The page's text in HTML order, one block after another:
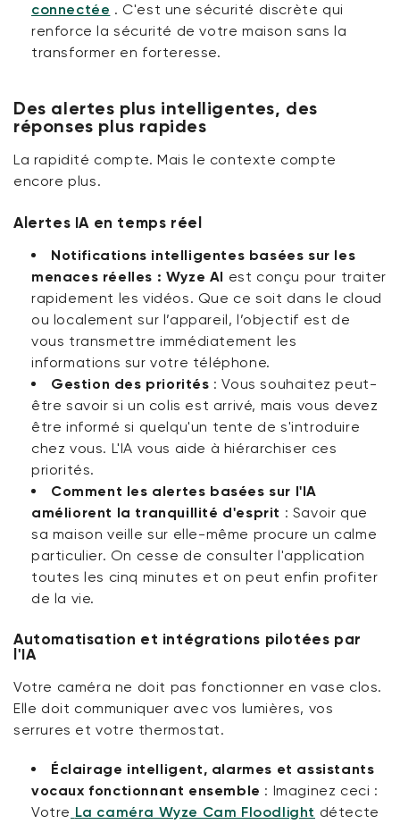
connectée . C'est une sécurité discrète qui
renforce la sécurité de votre maison sans la
transformer en forteresse.
Des alertes plus intelligentes, des
réponses plus rapides
La rapidité compte. Mais le contexte compte
encore plus.
Alertes IA en temps réel
Notifications intelligentes basées sur les
menaces réelles : Wyze AI est conçu pour traiter
rapidement les vidéos. Que ce soit dans le cloud
ou localement sur l’appareil, l’objectif est de
vous transmettre immédiatement les
informations sur votre téléphone.
Gestion des priorités : Vous souhaitez peut-
être savoir si un colis est arrivé, mais vous devez
être informé si quelqu'un tente de s'introduire
chez vous. L'IA vous aide à hiérarchiser ces
priorités.
Comment les alertes basées sur l'IA
améliorent la tranquillité d'esprit : Savoir que
sa maison veille sur elle-même procure un calme
particulier. On cesse de consulter l'application
toutes les cinq minutes et on peut enfin profiter
de la vie.
Automatisation et intégrations pilotées par
l'IA
Votre caméra ne doit pas fonctionner en vase clos.
Elle doit communiquer avec vos lumières, vos
serrures et votre thermostat.
Éclairage intelligent, alarmes et assistants
vocaux fonctionnant ensemble : Imaginez ceci :
Votre La caméra Wyze Cam Floodlight détecte